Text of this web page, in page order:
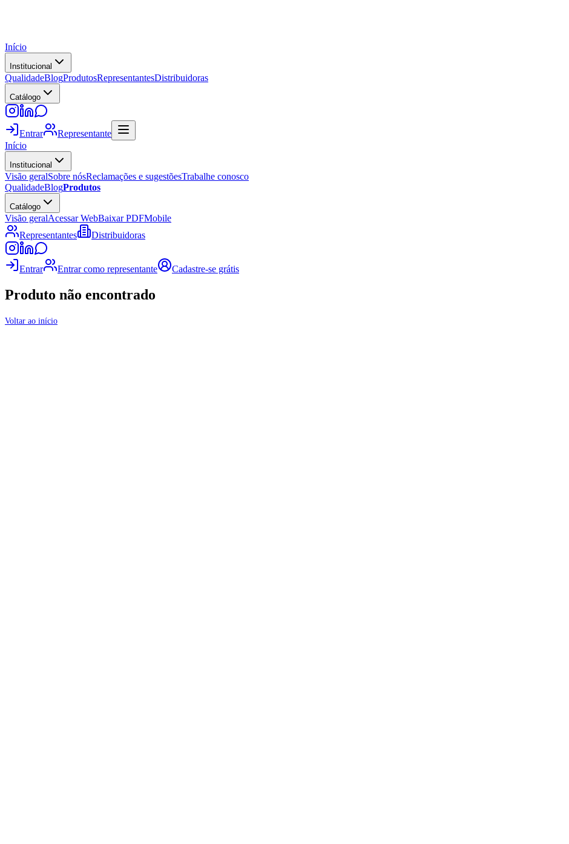
Início
Institucional
QualidadeBlogProdutosRepresentantesDistribuidoras
Catálogo
Entrar
Representante
Início
Institucional
Visão geralSobre nósReclamações e sugestõesTrabalhe conosco
QualidadeBlogProdutos
Catálogo
Visão geralAcessar WebBaixar PDFMobile
Representantes
Distribuidoras
Entrar Entrar como representante Cadastre-se grátis
Produto não encontrado
Voltar ao início